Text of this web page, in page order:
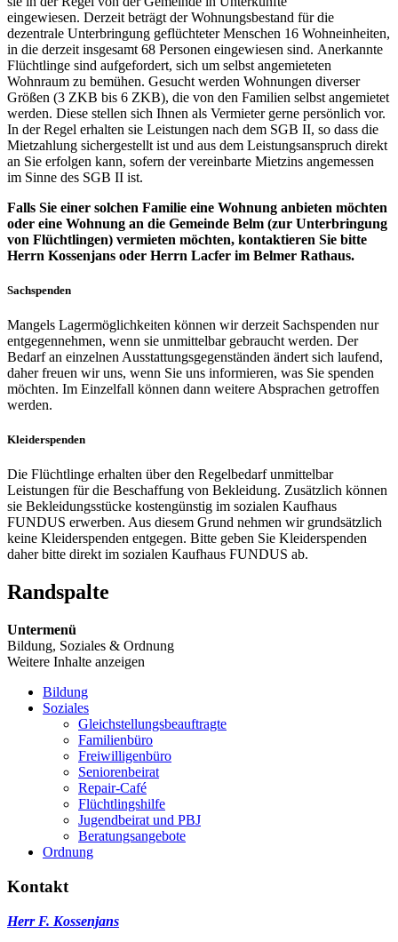
eingewiesen. Derzeit beträgt der Wohnungsbestand für die
dezentrale Unterbringung geflüchteter Menschen 16 Wohneinheiten,
in die derzeit insgesamt 68 Personen eingewiesen sind. Anerkannte
Flüchtlinge sind aufgefordert, sich um selbst angemieteten
Wohnraum zu bemühen. Gesucht werden Wohnungen diverser
Größen (3 ZKB bis 6 ZKB), die von den Familien selbst angemietet
werden. Diese stellen sich Ihnen als Vermieter gerne persönlich vor.
In der Regel erhalten sie Leistungen nach dem SGB II, so dass die
Mietzahlung sichergestellt ist und aus dem Leistungsanspruch direkt
an Sie erfolgen kann, sofern der vereinbarte Mietzins angemessen
im Sinne des SGB II ist.
Falls Sie einer solchen Familie eine Wohnung anbieten möchten
oder eine Wohnung an die Gemeinde Belm (zur Unterbringung
von Flüchtlingen) vermieten möchten, kontaktieren Sie bitte
Herrn Kossenjans oder Herrn Lacfer im Belmer Rathaus.
Sachspenden
Mangels Lagermöglichkeiten können wir derzeit Sachspenden nur
entgegennehmen, wenn sie unmittelbar gebraucht werden. Der
Bedarf an einzelnen Ausstattungsgegenständen ändert sich laufend,
daher freuen wir uns, wenn Sie uns informieren, was Sie spenden
möchten. Im Einzelfall können dann weitere Absprachen getroffen
werden.
Kleiderspenden
Die Flüchtlinge erhalten über den Regelbedarf unmittelbar
Leistungen für die Beschaffung von Bekleidung. Zusätzlich können
sie Bekleidungsstücke kostengünstig im sozialen Kaufhaus
FUNDUS erwerben. Aus diesem Grund nehmen wir grundsätzlich
keine Kleiderspenden entgegen. Bitte geben Sie Kleiderspenden
daher bitte direkt im sozialen Kaufhaus FUNDUS ab.
Randspalte
Untermenü
Bildung, Soziales & Ordnung
Weitere Inhalte anzeigen
Bildung
Soziales
Gleichstellungsbeauftragte
Familienbüro
Freiwilligenbüro
Seniorenbeirat
Repair-Café
Flüchtlingshilfe
Jugendbeirat und PBJ
Beratungsangebote
Ordnung
Kontakt
Herr F. Kossenjans